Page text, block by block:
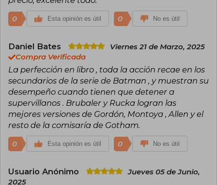
trabajo ha sido esencial en la evolución de las
historias dentro del cómic de autor, aunque no
trayectoria.
0 Esta opinión es útil 0 No es útil
Daniel Bates
Viernes 21 de Marzo, 2025
Compra Verificada
La perfección en libro , toda la acción recae en los
secundarios de la serie de Batman , y muestran su
desempeño cuando tienen que detener a
supervillanos . Brubaler y Rucka logran las
mejores versiones de Gordón, Montoya , Allen y el
resto de la comisaría de Gotham.
0 Esta opinión es útil 0 No es útil
Usuario Anónimo
Jueves 05 de Junio,
2025